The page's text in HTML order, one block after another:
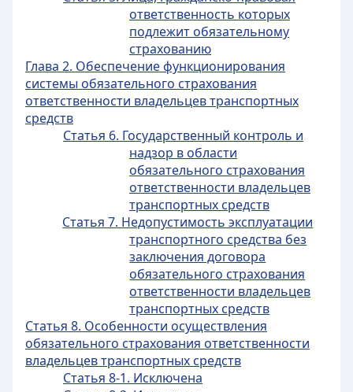
ответственность которых
подлежит обязательному
страхованию
Глава 2. Обеспечение функционирования
системы обязательного страхования
ответственности владельцев транспортных
средств
Статья 6. Государственный контроль и
надзор в области
обязательного страхования
ответственности владельцев
транспортных средств
Статья 7. Недопустимость эксплуатации
транспортного средства без
заключения договора
обязательного страхования
ответственности владельцев
транспортных средств
Статья 8. Особенности осуществления
обязательного страхования ответственности
владельцев транспортных средств
Статья 8-1. Исключена